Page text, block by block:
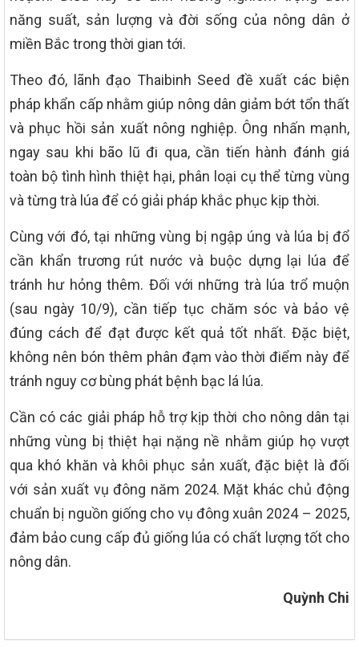
năng suất, sản lượng và đời sống của nông dân ở
miền Bắc trong thời gian tới.
Theo đó, lãnh đạo Thaibinh Seed đề xuất các biện
pháp khẩn cấp nhằm giúp nông dân giảm bớt tổn thất
và phục hồi sản xuất nông nghiệp. Ông nhấn mạnh,
ngay sau khi bão lũ đi qua, cần tiến hành đánh giá
toàn bộ tình hình thiệt hại, phân loại cụ thể từng vùng
và từng trà lúa để có giải pháp khắc phục kịp thời.
Cùng với đó, tại những vùng bị ngập úng và lúa bị đổ
cần khẩn trương rút nước và buộc dựng lại lúa để
tránh hư hỏng thêm. Đối với những trà lúa trổ muộn
(sau ngày 10/9), cần tiếp tục chăm sóc và bảo vệ
đúng cách để đạt được kết quả tốt nhất. Đặc biệt,
không nên bón thêm phân đạm vào thời điểm này để
tránh nguy cơ bùng phát bệnh bạc lá lúa.
Cần có các giải pháp hỗ trợ kịp thời cho nông dân tại
những vùng bị thiệt hại nặng nề nhằm giúp họ vượt
qua khó khăn và khôi phục sản xuất, đặc biệt là đối
với sản xuất vụ đông năm 2024. Mặt khác chủ động
chuẩn bị nguồn giống cho vụ đông xuân 2024 – 2025,
đảm bảo cung cấp đủ giống lúa có chất lượng tốt cho
nông dân.
Quỳnh Chi